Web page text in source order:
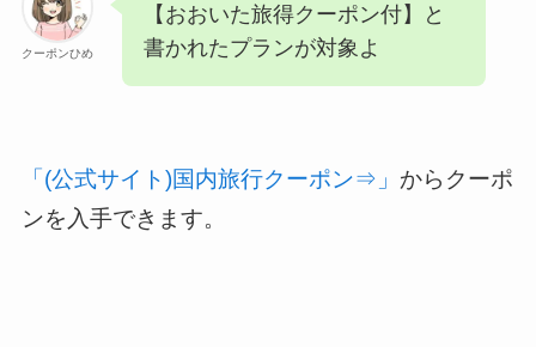
クーポンひめ
【おおいた旅得クーポン付】と
書かれたプランが対象よ
「(公式サイト)国内旅行クーポン⇒」 からクーポ
ンを入手できます。